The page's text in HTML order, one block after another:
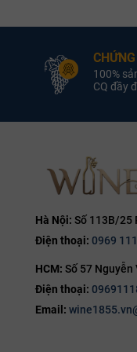
14.1%
14.2%
15%
15.5%
16%
16.5%
17%
5L
6L
100%
CQ đầy
Hà Nội: Số 113B/25
Điện thoại: 0969
HCM: Số 57 Nguyễn
Điện thoại:
Email: